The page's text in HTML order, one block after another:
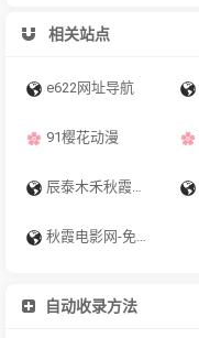
相关站点
e622网址导航
91樱花动漫
辰泰木禾秋霞在线电影网-免费电影在线观看，2026最新电影、电视剧、综艺、动漫等，每天更新！
秋霞电影网-免费电影在线观看，2026最新电影、电视剧、综艺、动漫等，每天更新！
自动收录方法